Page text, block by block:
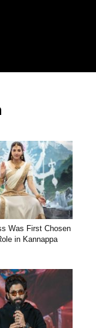
Was First Chosen
in Kannappa